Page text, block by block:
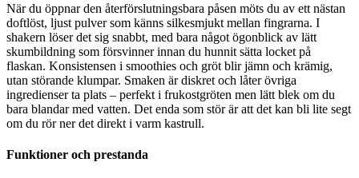
När du öppnar den återförslutningsbara påsen möts du av ett nästan
doftlöst, ljust pulver som känns silkesmjukt mellan fingrarna. I
shakern löser det sig snabbt, med bara något ögonblick av lätt
skumbildning som försvinner innan du hunnit sätta locket på
flaskan. Konsistensen i smoothies och gröt blir jämn och krämig,
utan störande klumpar. Smaken är diskret och låter övriga
ingredienser ta plats – perfekt i frukostgröten men lätt blek om du
bara blandar med vatten. Det enda som stör är att det kan bli lite segt
om du rör ner det direkt i varm kastrull.
Funktioner och prestanda